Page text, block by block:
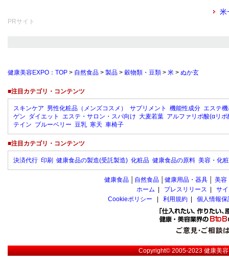
米
PRサイト
健康美容EXPO：TOP > 自然食品 > 製品 > 穀物類・豆類 > 米 > ぬか玄
■注目カテゴリ・コンテンツ
スキンケア 男性化粧品（メンズコスメ） サプリメント 機能性成分 エステ
ゲン ダイエット エステ・サロン・スパ向け 大麦若葉 アルファリポ酸(αリポ
テイン ブルーベリー 豆乳 寒天 車椅子
■注目カテゴリ・コンテンツ
決済代行 印刷 健康食品の製造(受託製造) 化粧品 健康食品の原料 美容・化
健康食品 自然食品 健康用品・器具 美容
ホーム
プレスリリース
サ
Cookieポリシー
利用規約 個人情報
Copyright© 2005-2023健康美